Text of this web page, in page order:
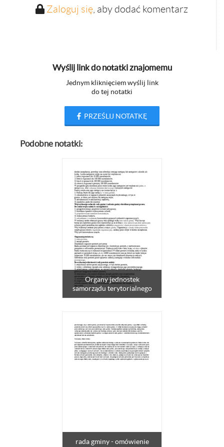
Zaloguj się, aby dodać komentarz
Wyślij link do notatki znajomemu
Jednym kliknięciem wyślij link
do tej notatki
PRZEŚLIJ NOTATKĘ
Podobne notatki:
Organy jednostek
samorządu terytorialnego
rada gminy - omówienie